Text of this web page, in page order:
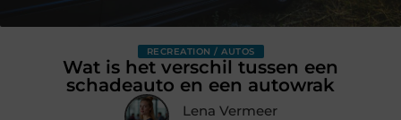
RECREATION / AUTOS
Wat is het verschil tussen een
schadeauto en een autowrak
Lena Vermeer